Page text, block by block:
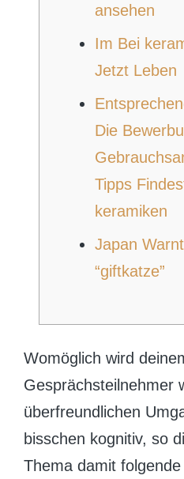
ansehen
Im Bei
Jetzt Leben
Die
Tipps
keramiken
Japan
“giftkatze”
Womöglich wird
Gesprächsteilnehmer
überfreundlichen
bisschen kognitiv, so
Thema damit